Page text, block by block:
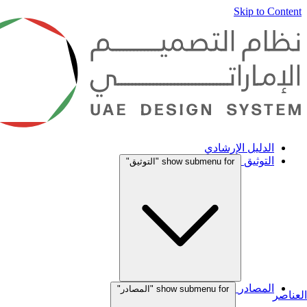
Skip to Content
الدليل الإرشادي
التوثيق
show submenu for "التوثيق"
العناصر
المصادر show submenu for "المصادر"